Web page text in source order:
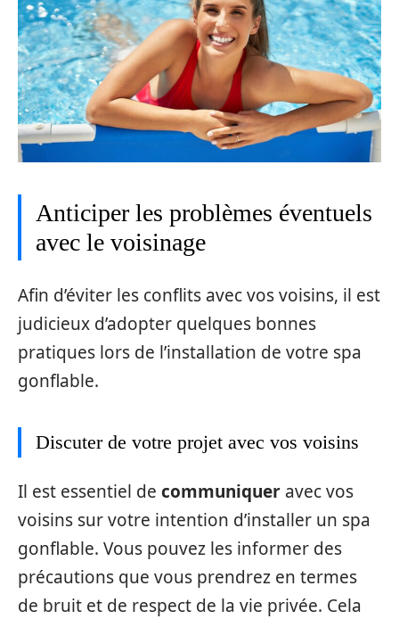
Anticiper les problèmes éventuels
avec le voisinage
Afin d’éviter les conflits avec vos voisins, il est
judicieux d’adopter quelques bonnes
pratiques lors de l’installation de votre spa
gonflable.
Discuter de votre projet avec vos voisins
Il est essentiel de communiquer avec vos
voisins sur votre intention d’installer un spa
gonflable. Vous pouvez les informer des
précautions que vous prendrez en termes
de bruit et de respect de la vie privée. Cela